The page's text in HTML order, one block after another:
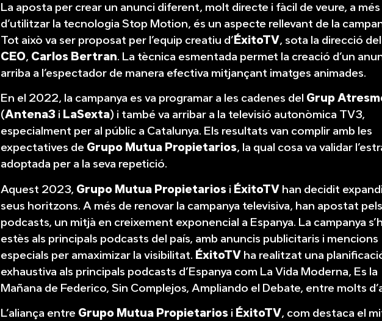
La aposta per crear un anunci diferent, molt directe i fàcil de veure, a més
d’utilitzar la tecnologia Stop Motion, és un aspecte rellevant de la
Tot això va ser proposat per l’equip creatiu d’ ÉxitoTV, sota la direcció
CEO, Carlos Bertran. La tècnica esmentada permet la creació d’un
arriba a l’espectador de manera efectiva mitjançant imatges animades.
En el 2022, la campanya es va programar a les cadenes del Grup
(Antena3 i LaSexta) i també va arribar a la televisió autonòmica TV3,
especialment per al públic a Catalunya. Els resultats van complir amb les
expectatives de Grupo Mutua Propietarios, la qual cosa va validar
adoptada per a la seva repetició.
Aquest 2023, Grupo Mutua Propietarios i ÉxitoTV han decidit
seus horitzons. A més de renovar la campanya televisiva, han apostat pels
podcasts, un mitjà en creixement exponencial a Espanya. La campanya
estès als principals podcasts del país, amb anuncis publicitaris i mencions
especials per amaximizar la visibilitat. ÉxitoTV ha realitzat una
exhaustiva als principals podcasts d’Espanya com La Vida Moderna, Es la
Mañana de Federico, Sin Complejos, Ampliando el Debate, entre molts
L’aliança entre Grupo Mutua Propietarios i ÉxitoTV, com destaca el